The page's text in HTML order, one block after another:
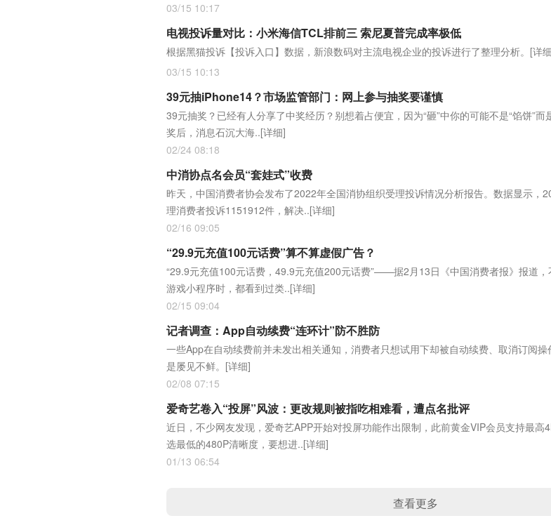
03/15 10:17
电视投诉量对比：小米海信TCL排前三 索尼夏普完成率极低
根据黑猫投诉【投诉入口】数据，新浪数码对主流电视企业的投诉进行了整理分析。 [详
03/15 10:13
39元抽iPhone14？市场监管部门：网上参与抽奖要谨慎
39元抽奖？已经有人分享了中奖经历？别想着占便宜，因为“砸”中你的可能不是“馅饼”
奖后，消息石沉大海..[详细]
02/24 08:18
中消协点名会员“套娃式”收费
昨天，中国消费者协会发布了2022年全国消协组织受理投诉情况分析报告。数据显示，
理消费者投诉1151912件，解决..[详细]
02/16 09:05
“29.9元充值100元话费”算不算虚假广告？
“29.9元充值100元话费，49.9元充值200元话费”——据2月13日《中国消费者报》报道，
游戏小程序时，都看到过类..[详细]
02/15 09:04
记者调查：App自动续费“连环计”防不胜防
一些App在自动续费前并未发出相关通知，消费者只想试用下却被自动续费、取消订阅
是屡见不鲜。 [详细]
02/08 07:15
爱奇艺卷入“投屏”风波：更改规则被指吃相难看，遭点名批评
近日，不少网友发现，爱奇艺APP开始对投屏功能作出限制，此前黄金VIP会员支持最高
选最低的480P清晰度，要想进..[详细]
01/13 06:54
查看更多